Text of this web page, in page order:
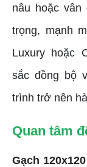
nâu hoặc
trọng, mạnh
Luxury hoặc
sắc đồng bộ
trình trở nên
Quan tâm
Gạch